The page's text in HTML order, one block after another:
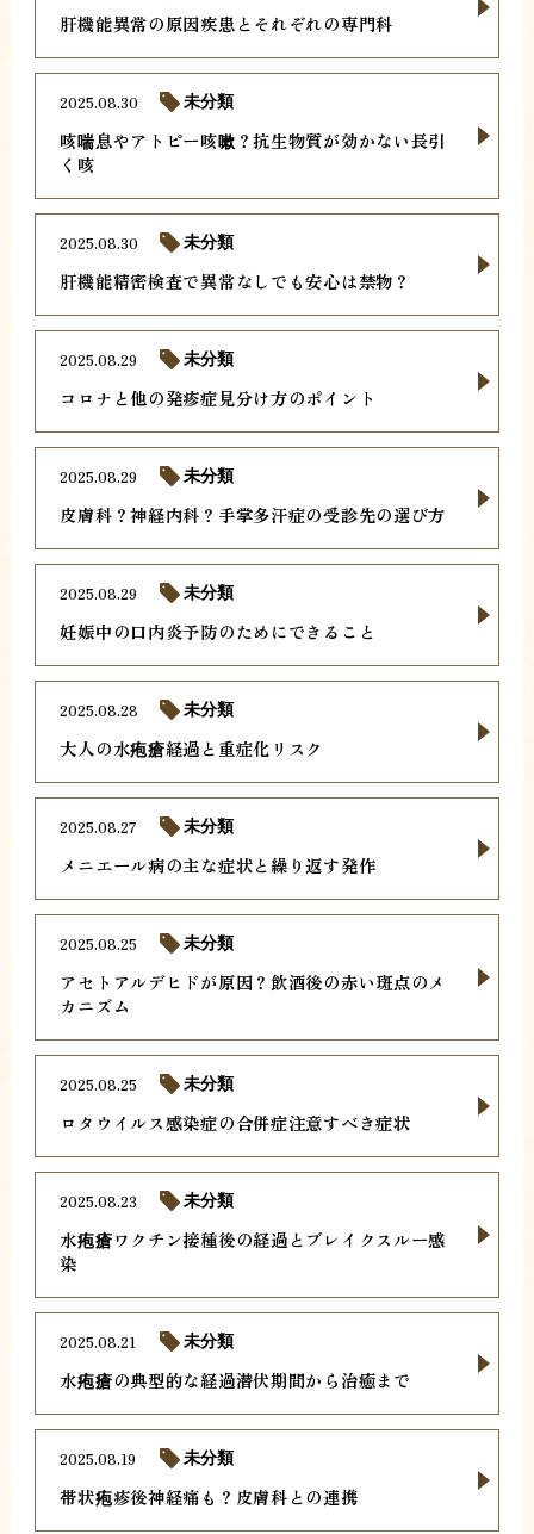
肝機能異常の原因疾患とそれぞれの専門科
咳喘息やアトピー咳嗽？抗生物質が効かない長引
く咳
2025.08.30 未分類
肝機能精密検査で異常なしでも安心は禁物？
2025.08.30 未分類
コロナと他の発疹症見分け方のポイント
2025.08.29 未分類
皮膚科？神経内科？手掌多汗症の受診先の選び方
2025.08.29 未分類
妊娠中の口内炎予防のためにできること
2025.08.29 未分類
大人の水疱瘡経過と重症化リスク
2025.08.28 未分類
メニエール病の主な症状と繰り返す発作
2025.08.27 未分類
アセトアルデヒドが原因？飲酒後の赤い斑点のメ
カニズム
2025.08.25 未分類
ロタウイルス感染症の合併症注意すべき症状
2025.08.25 未分類
水疱瘡ワクチン接種後の経過とブレイクスルー感
染
2025.08.23 未分類
水疱瘡の典型的な経過潜伏期間から治癒まで
2025.08.21 未分類
帯状疱疹後神経痛も？皮膚科との連携
2025.08.19 未分類